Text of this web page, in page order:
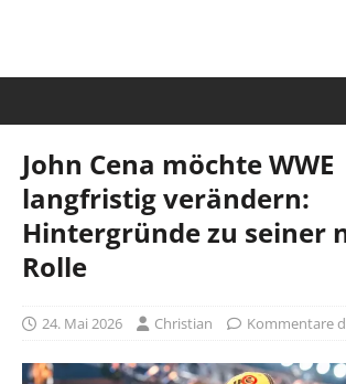
John Cena möchte WWE
langfristig verändern:
Hintergründe zu seiner
Rolle
24. Mai 2026 Christian Kommentare